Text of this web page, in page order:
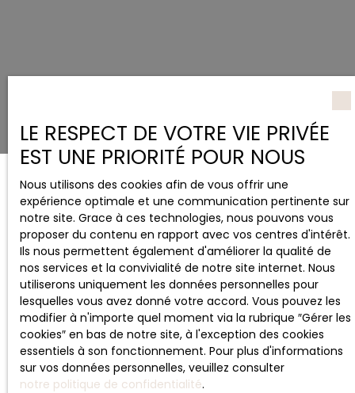
LE RESPECT DE VOTRE VIE PRIVÉE
EST UNE PRIORITÉ POUR NOUS
Nous utilisons des cookies afin de vous offrir une
expérience optimale et une communication pertinente sur
notre site. Grace à ces technologies, nous pouvons vous
proposer du contenu en rapport avec vos centres d'intérêt.
Ils nous permettent également d'améliorer la qualité de
nos services et la convivialité de notre site internet. Nous
utiliserons uniquement les données personnelles pour
lesquelles vous avez donné votre accord. Vous pouvez les
modifier à n'importe quel moment via la rubrique ″Gérer les
cookies″ en bas de notre site, à l'exception des cookies
essentiels à son fonctionnement. Pour plus d'informations
sur vos données personnelles, veuillez consulter
notre politique de confidentialité.